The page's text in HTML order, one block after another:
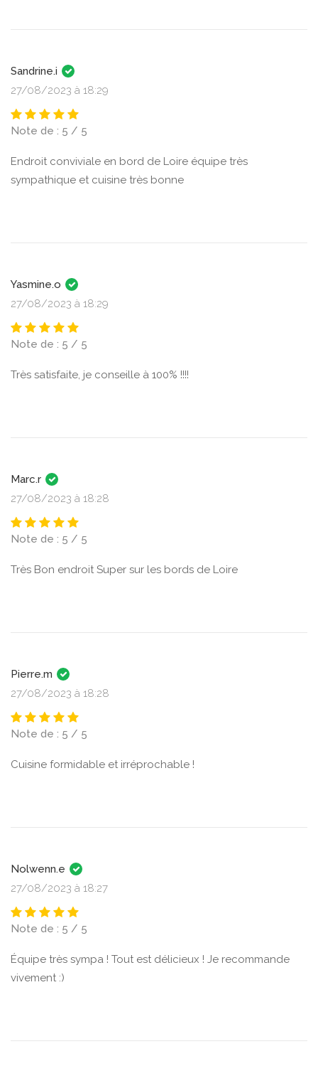
Sandrine.i
27/08/2023 à 18:29
Note de : 5 / 5
Endroit conviviale en bord de Loire équipe très
sympathique et cuisine très bonne
Yasmine.o
27/08/2023 à 18:29
Note de : 5 / 5
Très satisfaite, je conseille à 100% !!!!
Marc.r
27/08/2023 à 18:28
Note de : 5 / 5
Très Bon endroit Super sur les bords de Loire
Pierre.m
27/08/2023 à 18:28
Note de : 5 / 5
Cuisine formidable et irréprochable !
Nolwenn.e
27/08/2023 à 18:27
Note de : 5 / 5
Équipe très sympa ! Tout est délicieux ! Je recommande
vivement :)